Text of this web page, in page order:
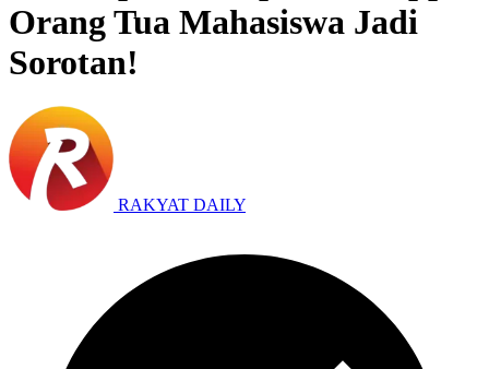
Orang Tua Mahasiswa Jadi
Sorotan!
RAKYAT DAILY